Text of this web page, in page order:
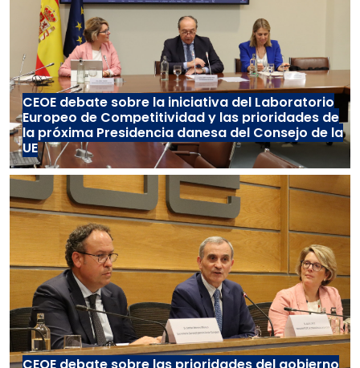
CEOE debate sobre la iniciativa del Laboratorio
Europeo de Competitividad y las prioridades de
la próxima Presidencia danesa del Consejo de la
UE